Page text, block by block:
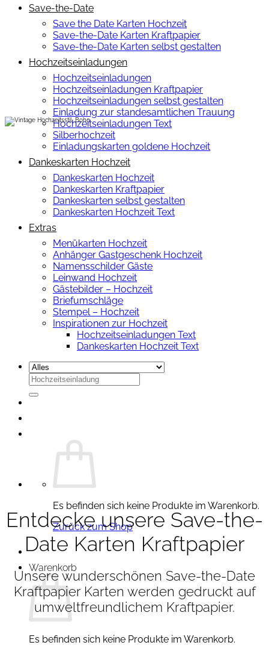
Save-the-Date
Save the Date Karten Hochzeit
Save-the-Date Karten Kraftpapier
Save-the-Date Karten selbst gestalten
Hochzeitseinladungen
Hochzeitseinladungen
Hochzeitseinladungen Kraftpapier
Hochzeitseinladungen selbst gestalten
Einladung zur standesamtlichen Trauung
Hochzeitseinladungen Text
Silberhochzeit
Einladungskarten goldene Hochzeit
Dankeskarten Hochzeit
Dankeskarten Hochzeit
Dankeskarten Kraftpapier
Dankeskarten selbst gestalten
Dankeskarten Hochzeit Text
Extras
Menükarten Hochzeit
Anhänger Gastgeschenk Hochzeit
Namensschilder Gäste
Leinwand Hochzeit
Gästebilder – Hochzeit
Briefumschläge
Stempel – Hochzeit
Inspirationen zur Hochzeit
Hochzeitseinladungen Text
Dankeskarten Hochzeit Text
Suchen
nach:
Es befinden sich keine Produkte im Warenkorb.
Zurück zum Shop
Warenkorb
Es befinden sich keine Produkte im Warenkorb.
Entdecke unsere Save-the-
Date Karten Kraftpapier
Unsere wunderschönen Save-the-Date
Kraftpapier Karten werden gedruckt auf
umweltfreundlichem Kraftpapier.